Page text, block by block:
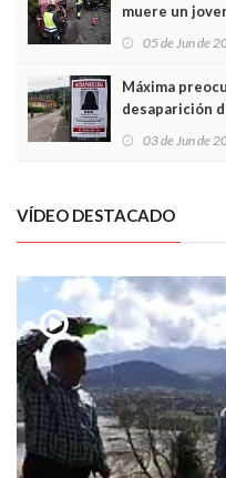
muere un
frontal
05 de Jun de
Máxima
desaparición
03 de Jun de
VÍDEO DESTACADO